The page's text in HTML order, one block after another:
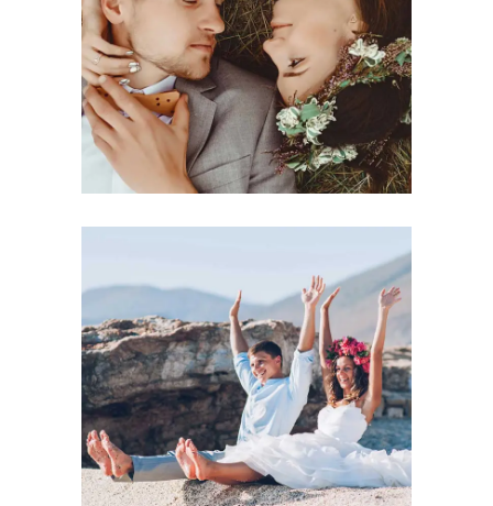
Photography
A MILESTONE EVENT
Photography
PERFECT PLACE